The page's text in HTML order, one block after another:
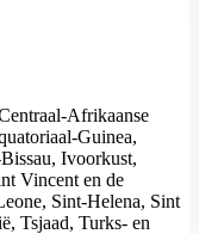
Afrikaanse
Guinea,
Ivoorkust,
Vincent en de
Sint-Helena, Sint
Tsjaad, Turks- en